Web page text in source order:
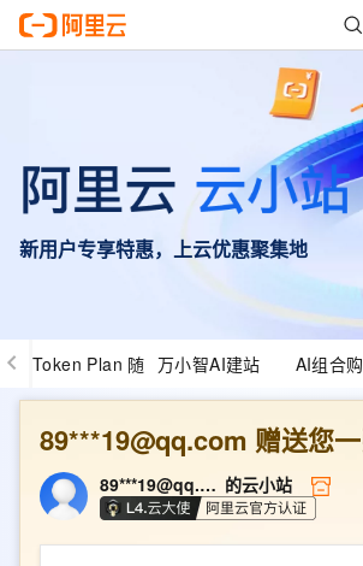
新用户专享特惠，上云优惠聚集地
Token Plan 随 万小智AI建站 AI组合购
89***19@qq.com
89***19@qq.com 的云小站